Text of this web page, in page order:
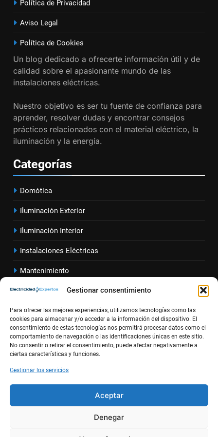
Gestionar consentimiento
Para ofrecer las mejores experiencias, utilizamos tecnologías como las
cookies para almacenar y/o acceder a la información del dispositivo. El
consentimiento de estas tecnologías nos permitirá procesar datos como el
comportamiento de navegación o las identificaciones únicas en este sitio.
No consentir o retirar el consentimiento, puede afectar negativamente a
ciertas características y funciones.
Gestionar los servicios
Aceptar
Denegar
INSTALACIONES ELÉCTRICAS
18
instalación eléctrica en casa.
INSTALACIONES ELÉCTRICAS
1
2
eléctricas residenciales
INSTALACIONES ELÉCTRICAS
3
Guía completa para diseñar
oficinas modernas
INSTALACIONES ELÉCTRICAS
4
Cómo instalar un
magnetotérmico doble para
MATERIAL ELÉCTRICO
Guía completa para instalar un
Política de Privacidad
Aviso Legal
Política de Cookies
Un blog dedicado a ofrecerte información útil y de
calidad sobre el apasionante mundo de las
instalaciones eléctricas.
Nuestro objetivo es ser tu fuente de confianza para
aprender, resolver dudas y encontrar consejos
prácticos relacionados con el material eléctrico, la
iluminación y la energía.
Categorías
Domótica
Iluminación Exterior
Iluminación Interior
Instalaciones Eléctricas
Mantenimiento
Material Eléctrico
Sector Eléctrico
Seguridad Eléctrica
Solar y Renovables
AltaNewsletter